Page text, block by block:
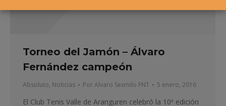
Torneo del Jamón – Álvaro
Fernández campeón
Absoluto, Noticias PorAlvaro Sexmilo FNT 5 enero, 2016
El Club Tenis Valle de Aranguren celebró la 10ª edición